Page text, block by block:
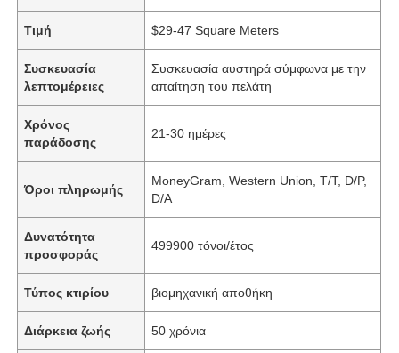
Τιμή $29-47 Square Meters
Συσκευασία
λεπτομέρειες
Συσκευασία αυστηρά σύμφωνα με την
απαίτηση του πελάτη
Χρόνος
παράδοσης
21-30 ημέρες
Όροι πληρωμής
MoneyGram, Western Union, T/T, D/P,
D/A
Δυνατότητα
προσφοράς
499900 τόνοι/έτος
Τύπος κτιρίου βιομηχανική αποθήκη
Διάρκεια ζωής 50 χρόνια